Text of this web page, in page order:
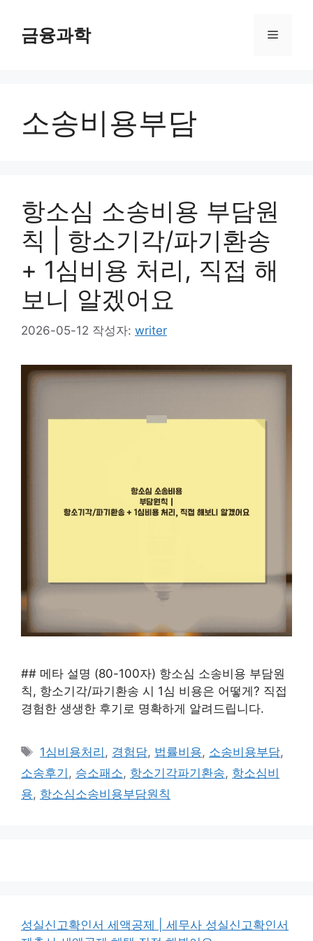
금융과학 메
소송비용부담
항소심 소송비용 부담원
칙 | 항소기각/파기환송
+ 1심비용 처리, 직접 해
보니 알겠어요
2026-05-12 작성자: writer
## 메타 설명 (80-100자) 항소심 소송비용 부담원
칙, 항소기각/파기환송 시 1심 비용은 어떻게? 직접
경험한 생생한 후기로 명확하게 알려드립니다.
태
그
1심비용처리 , 경험담, 법률비용, 소송비용부담,
소송후기 , 승소패소, 항소기각파기환송, 항소심비
용, 항소심소송비용부담원칙
성실신고확인서 세액공제 | 세무사 성실신고확인서